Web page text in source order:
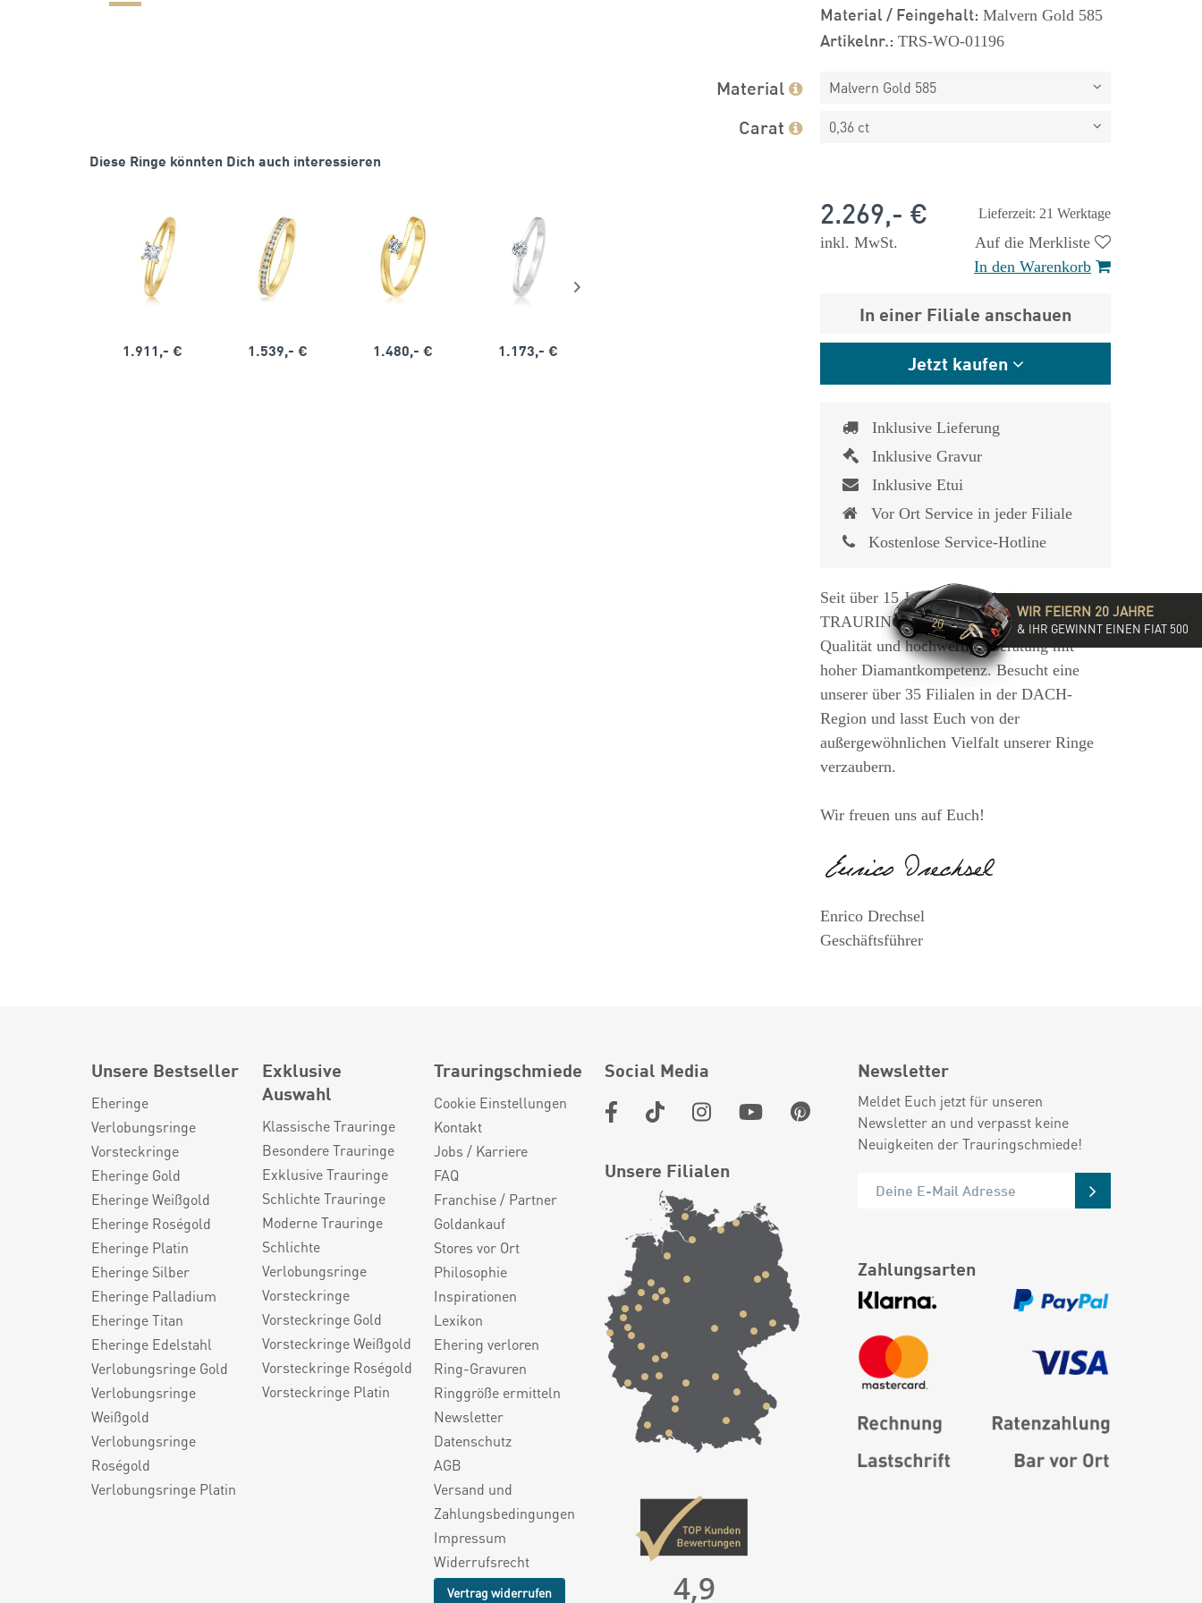
Diese Ringe könnten Dich auch interessieren
1.911,- € 1.539,- € 1.480,- € 1.173,- € 1.825,- €
Material / Feingehalt: Malvern Gold 585
Artikelnr.: TRS-WO-01196
Material Malvern Gold 585
Carat 0,36 ct
Lieferzeit: 21 Werktage
2.269,- €
inkl. MwSt.
Auf die Merkliste
In den Warenkorb
In einer Filiale anschauen
Jetzt kaufen
Inklusive Lieferung
Inklusive Gravur
Inklusive Etui
Vor Ort Service in jeder Filiale
Kostenlose Service-Hotline
Seit über 15 Jahren steht die
TRAURINGSCHMIEDE für exzellente
Qualität und hochwertige Beratung mit
hoher Diamantkompetenz. Besucht eine
unserer über 35 Filialen in der DACH-
Region und lasst Euch von der
außergewöhnlichen Vielfalt unserer Ringe
verzaubern.
Wir freuen uns auf Euch!
Enrico Drechsel
Geschäftsführer
Unsere Bestseller
Eheringe
Verlobungsringe
Vorsteckringe
Eheringe Gold
Eheringe Weißgold
Eheringe Roségold
Eheringe Platin
Eheringe Silber
Eheringe Palladium
Eheringe Titan
Eheringe Edelstahl
Verlobungsringe Gold
Verlobungsringe
Weißgold
Verlobungsringe
Roségold
Verlobungsringe Platin
Exklusive
Auswahl
Klassische Trauringe
Besondere Trauringe
Exklusive Trauringe
Schlichte Trauringe
Moderne Trauringe
Schlichte
Verlobungsringe
Vorsteckringe
Vorsteckringe Gold
Vorsteckringe Weißgold
Vorsteckringe Roségold
Vorsteckringe Platin
Trauringschmiede
Cookie Einstellungen
Kontakt
Jobs / Karriere
FAQ
Franchise / Partner
Goldankauf
Stores vor Ort
Philosophie
Inspirationen
Lexikon
Ehering verloren
Ring-Gravuren
Ringgröße ermitteln
Newsletter
Datenschutz
AGB
Versand und
Zahlungsbedingungen
Impressum
Widerrufsrecht
Vertrag widerrufen
Social Media
Unsere Filialen
4,9
Newsletter
Meldet Euch jetzt für unseren
Newsletter an und verpasst keine
Neuigkeiten der Trauringschmiede!
Zahlungsarten
WIR FEIERN 20 JAHRE
& IHR GEWINNT EINEN FIAT 500